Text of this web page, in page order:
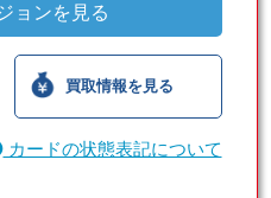
ョンを見る
買取情報を見る
カードの状態表記について